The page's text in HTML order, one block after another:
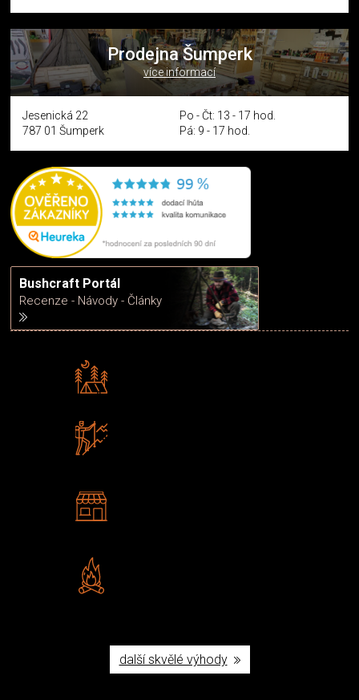
Prodejna Šumperk
více informací
Jesenická 22
787 01 Šumperk
Po - Čt: 13 - 17 hod.
Pá: 9 - 17 hod.
Bushcraft Portál
Recenze - Návody - Články
další skvělé výhody